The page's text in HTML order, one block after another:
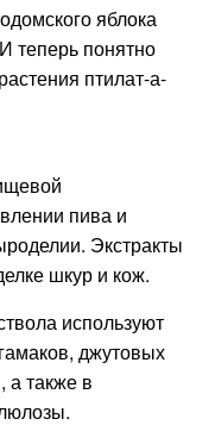
яблока
теперь понятно
птилат-а-
пива и
Экстракты
шкур и кож.
используют
джутовых
а также в